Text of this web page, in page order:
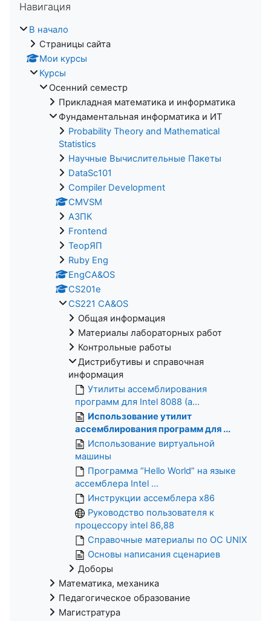
Навигация
В начало
Страницы сайта
Мои курсы
Курсы
Осенний семестр
Прикладная математика и информатика
Фундаментальная информатика и ИТ
Probability Theory and Mathematical
Statistics
Научные Вычислительные Пакеты
DataSc101
Compiler Development
CMVSM
АЗПК
Frontend
ТеорЯП
Ruby Eng
EngCA&OS
CS201e
CS221 CA&OS
Общая информация
Материалы лабораторных работ
Контрольные работы
Дистрибутивы и справочная
информация
Утилиты ассемблирования
программ для Intel 8088 (а...
Использование утилит
ассемблирования программ для ...
Использование виртуальной
машины
Программа “Hello World” на языке
ассемблера Intel ...
Инструкции ассемблера x86
Руководство пользователя к
процессору intel 86,88
Справочные материалы по ОС UNIX
Основы написания сценариев
Доборы
Математика, механика
Педагогическое образование
Магистратура